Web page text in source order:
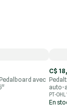
avec
C$
auto-
PT-
En